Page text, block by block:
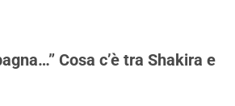
Cosa c’è tra Shakira e